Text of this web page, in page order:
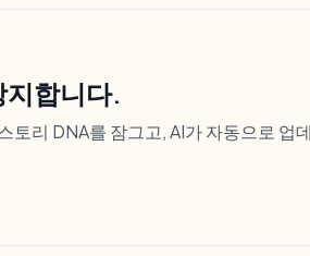
지합니다.
리 DNA를 잠그고, AI가 자동으로 업